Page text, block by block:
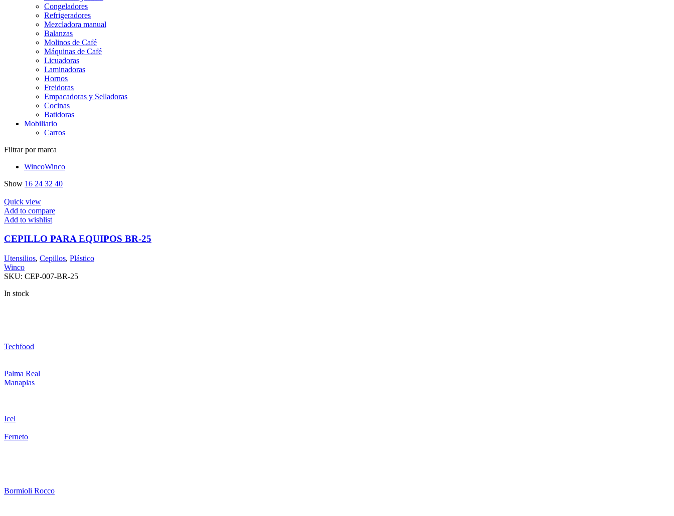
Congeladores
Refrigeradores
Mezcladora manual
Balanzas
Molinos de Café
Máquinas de Café
Licuadoras
Laminadoras
Hornos
Freidoras
Empacadoras y Selladoras
Cocinas
Batidoras
Mobiliario
Carros
Filtrar por marca
WincoWinco
Show 16 24 32 40
Quick view
Add to compare
Add to wishlist
CEPILLO PARA EQUIPOS BR-25
Utensilios, Cepillos, Plástico
Winco
SKU: CEP-007-BR-25
In stock
Techfood
Palma Real
Manaplas
Icel
Ferneto
Bormioli Rocco